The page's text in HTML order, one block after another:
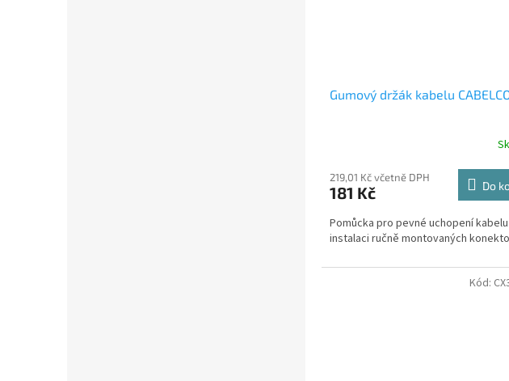
Gumový držák kabelu
219,01 Kč včetně DPH
181 Kč Do
Pomůcka pro pevné uchopení
instalaci ručně montovaných
Kód: